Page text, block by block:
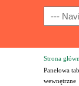
Navigation
Strona
Panelowa
wewnętrzne